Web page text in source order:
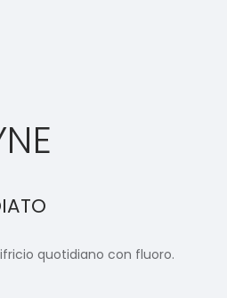
quotidiano con fluoro.